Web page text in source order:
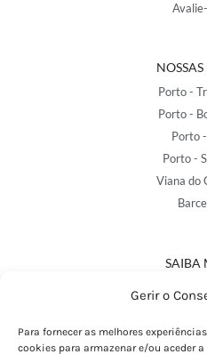
Gerir o
Para fornecer as melhores
cookies para armazenar e/ou aceder
NOSSAS
Porto -
Porto -
Porto
Porto -
Viana do
SAIBA
Política de
Termos e